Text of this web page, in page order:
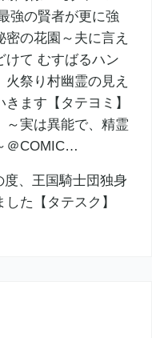
強の賢者が更に強
の花園～夫に言え
けて むすばるハン
祭り村幽霊の見え
ます【タテヨミ】
～実は異能で、精霊
＠COMIC…